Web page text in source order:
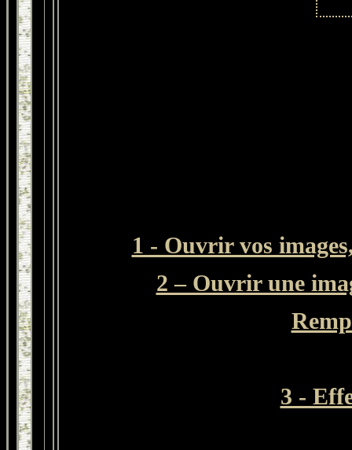
1 - Ouvrir vos
2 – Ouvrir une
3 -